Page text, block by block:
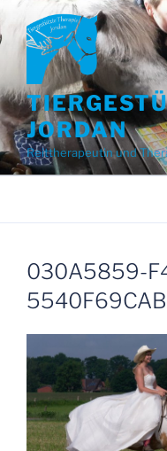
Inhalt
springen
JORDAN
Reittherapeutin und
030A5859-